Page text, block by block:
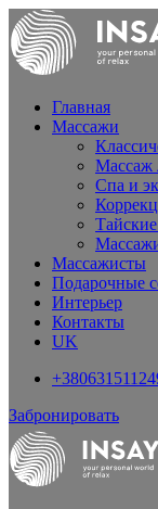
Главная
Массажи
Массаж
Спа и
Массажисты
Подарочные
Интерьер
Контакты
UK
Забронировать